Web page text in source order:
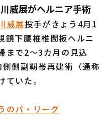
よくある質問
アルバイト募集（別ウィンドウで開く
威展がヘルニア手術
威展投手がきょう4月1
鏡下腰椎椎間板ヘルニ
まで2〜3カ月の見込
側副靭帯再建術（通称
いた。
のパ・リーグ